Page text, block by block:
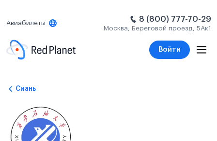
Авиабилеты 8 (800) 777-70-29
Москва, Береговой проезд, 5Ак1
Войти
Сиань